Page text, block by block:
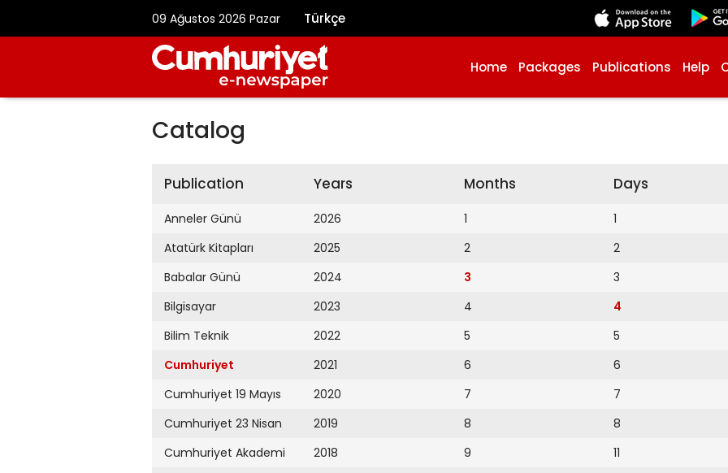
09 Ağustos 2026 Pazar Türkçe
Home Packages Publications Help
Catalog
Publication
Anneler Günü
Atatürk Kitapları
Babalar Günü
Bilgisayar
Bilim Teknik
Cumhuriyet
Cumhuriyet 19 Mayıs
Cumhuriyet 23 Nisan
Cumhuriyet Akademi
Years
2026
2025
2024
2023
2022
2021
2020
2019
2018
Months
1
2
3
4
5
6
7
8
9
Days
1
2
3
4
5
6
7
8
11